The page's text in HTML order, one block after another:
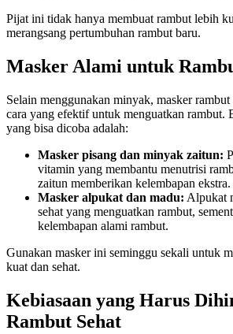
Pijat ini tidak hanya membuat rambut lebih
merangsang pertumbuhan rambut baru.
Masker Alami untuk
Selain menggunakan minyak, masker
cara yang efektif untuk menguatkan rambut.
yang bisa dicoba adalah:
Masker pisang dan minyak zaitun:
vitamin yang membantu menutrisi
zaitun memberikan kelembapan ekstra.
Masker alpukat dan madu: Alpukat
sehat yang menguatkan rambut,
kelembapan alami rambut.
Gunakan masker ini seminggu sekali untuk
kuat dan sehat.
Kebiasaan yang Harus
Rambut Sehat